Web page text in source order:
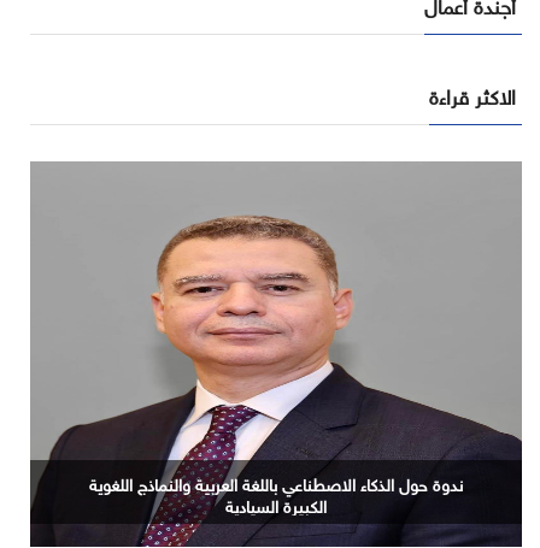
الاكثر قراءة
ندوة حول الذكاء الاصطناعي باللغة العربية والنماذج اللغوية
الكبيرة السيادية